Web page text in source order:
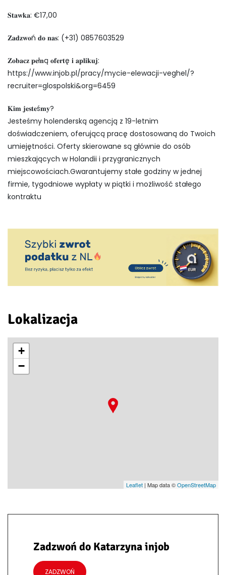
𝐒𝐭𝐚𝐰𝐤𝐚: €17,00
𝐙𝐚𝐝𝐳𝐰𝐨ń 𝐝𝐨 𝐧𝐚𝐬: (+31) 0857603529
𝐙𝐨𝐛𝐚𝐜𝐳 𝐩𝐞ł𝐧ą 𝐨𝐟𝐞𝐫𝐭ę 𝐢 𝐚𝐩𝐥𝐢𝐤𝐮𝐣:
https://www.injob.pl/pracy/mycie-elewacji-veghel/?
recruiter=glospolski&org=6459
𝐊𝐢𝐦 𝐣𝐞𝐬𝐭𝐞ś𝐦𝐲?
Jesteśmy holenderską agencją z 19-letnim
doświadczeniem, oferującą pracę dostosowaną do Twoich
umiejętności. Oferty skierowane są głównie do osób
mieszkających w Holandii i przygranicznych
miejscowościach.Gwarantujemy stałe godziny w jednej
firmie, tygodniowe wypłaty w piątki i możliwość stałego
kontraktu
Lokalizacja
+
−
Leaflet | Map data ©OpenStreetMap
Zadzwoń do Katarzyna injob
ZADZWOŃ